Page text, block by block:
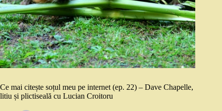
Ce mai citește soțul meu pe internet (ep. 22) – Dave Chapelle,
litiu și plictiseală cu Lucian Croitoru